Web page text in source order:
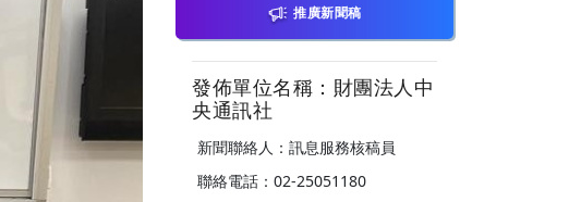
推廣新聞稿
發佈單位名稱：財團法人中
央通訊社
新聞聯絡人：訊息服務核稿員
聯絡電話：02-25051180